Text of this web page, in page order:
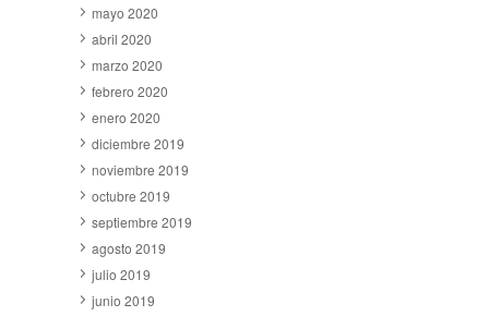
mayo 2020
abril 2020
marzo 2020
febrero 2020
enero 2020
diciembre 2019
noviembre 2019
octubre 2019
septiembre 2019
agosto 2019
julio 2019
junio 2019